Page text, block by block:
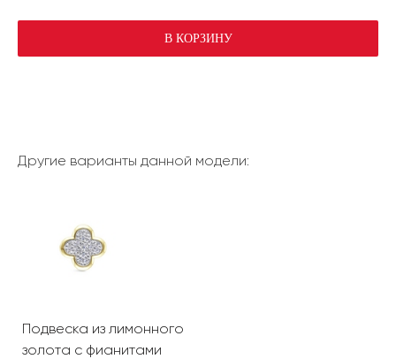
В КОРЗИНУ
Другие варианты данной модели:
Подвеска из лимонного
золота с фианитами